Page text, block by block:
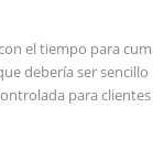
el tiempo para cum
debería ser sencillo
para clientes